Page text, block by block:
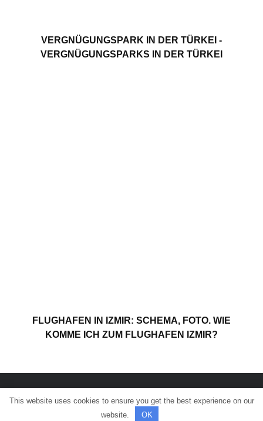
VERGNÜGUNGSPARK IN DER TÜRKEI -
VERGNÜGUNGSPARKS IN DER TÜRKEI
FLUGHAFEN IN IZMIR: SCHEMA, FOTO. WIE
KOMME ICH ZUM FLUGHAFEN IZMIR?
© Alle Rechte vorbehalten.
This website uses cookies to ensure you get the best experience on our
website.
OK